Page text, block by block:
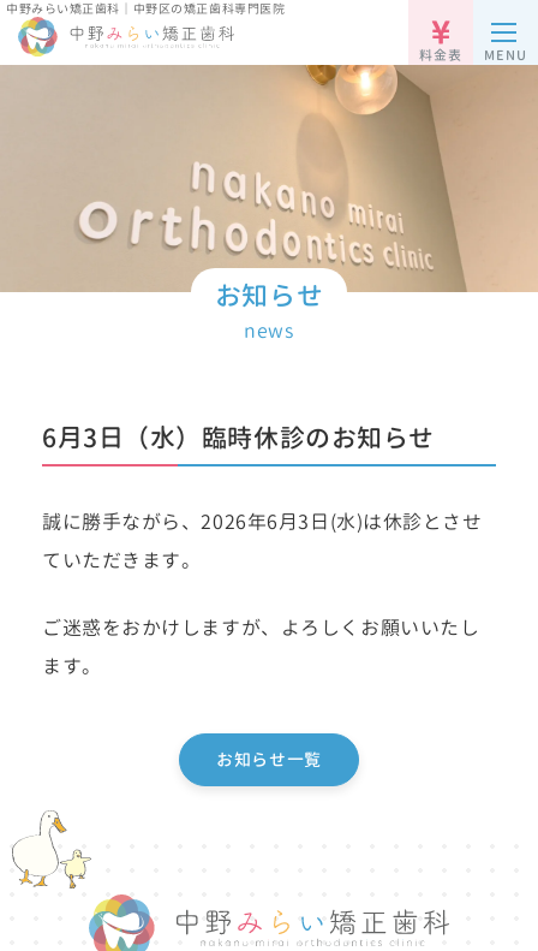
中野みらい矯正歯科｜中野区の矯正歯科専門医院
料金表 MENU
お知らせ
news
6月3日（水）臨時休診のお知らせ
誠に勝手ながら、2026年6月3日(水)は休診とさせ
ていただきます。
ご迷惑をおかけしますが、よろしくお願いいたし
ます。
お知らせ一覧